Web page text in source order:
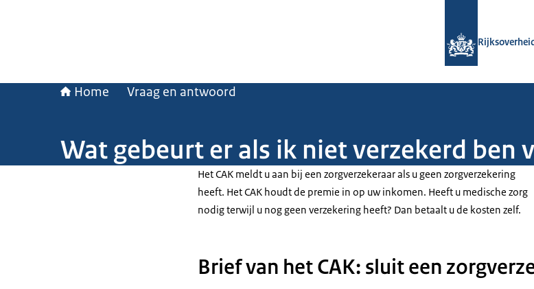
Home Vraag en antwoord
Wat gebeurt er als ik niet verzekerd ben
Het CAK meldt u aan bij een zorgverzekeraar als u geen zorgverzekering
heeft. Het CAK houdt de premie in op uw inkomen. Heeft u medische zorg
nodig terwijl u nog geen verzekering heeft? Dan betaalt u de kosten zelf.
Brief van het CAK: sluit een